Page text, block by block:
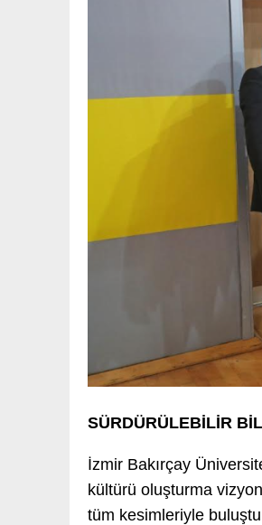
SÜRDÜRÜLEBİLİR
İzmir Bakırçay
kültürü oluşturma
tüm kesimleriyle